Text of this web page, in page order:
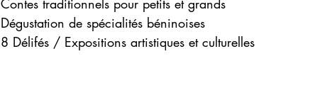
Contes traditionnels pour petits et grands
﻿﻿Dégustation de spécialités béninoises
8 Délifés / Expositions artistiques et culturelles